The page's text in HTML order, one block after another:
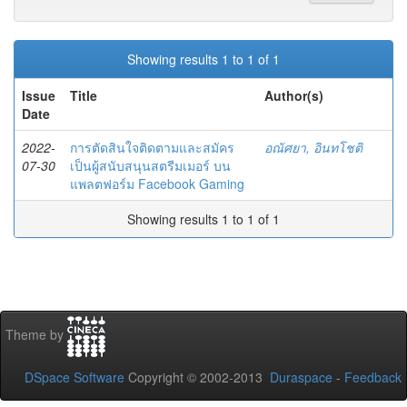
Showing results 1 to 1 of 1
Issue
Date
Title Author(s)
2022-
07-30
การตัดสินใจติดตามและสมัคร
เป็นผู้สนับสนุนสตรีมเมอร์ บน
แพลตฟอร์ม Facebook Gaming
อณัศยา, อินทโชติ
Showing results 1 to 1 of 1
Theme by
DSpace Software Copyright © 2002-2013 Duraspace - Feedback